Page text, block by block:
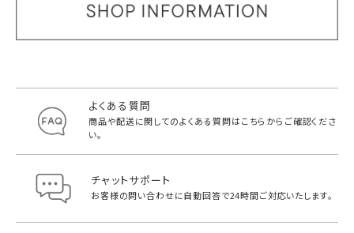
よくある質問
商品や配送に関してのよくある質問はこちらからご確認くださ
い。
チャットサポート
お客様の問い合わせに自動回答で24時間ご対応いたします。